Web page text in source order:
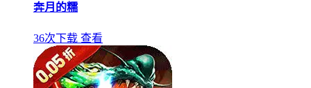
奔月的糯
36次下载 查看